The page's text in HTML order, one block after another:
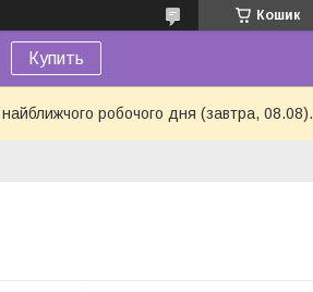
Кошик
Купить
робочого дня (завтра, 08.08).